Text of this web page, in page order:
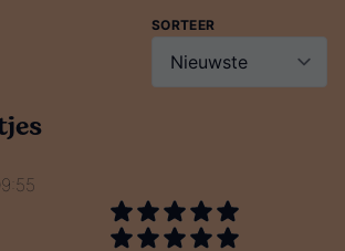
SORTEER